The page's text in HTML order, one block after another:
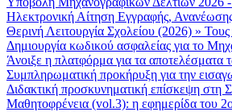
Ηλεκτρονική Αίτηση Εγγραφής,
Θερινή Λειτουργία Σχολείου (2026) » Τους
Δημιουργία κωδικού ασφαλείας για το
Άνοιξε η πλατφόρμα για τα αποτελέσματα
Συμπληρωματική προκήρυξη για την
Διδακτική προσκυνηματική επίσκεψη στη
Μαθητοφρένεια (vol.3): η εφημερίδα του